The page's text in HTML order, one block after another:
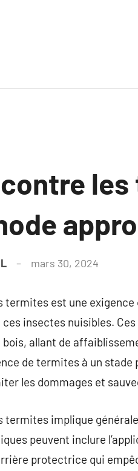
mars 30, 2024
termites est une
insectes nuisibles.
allant de
de termites à un
les dommages et
implique
peuvent inclure
protectrice qui